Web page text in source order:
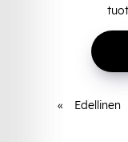
« Edellinen